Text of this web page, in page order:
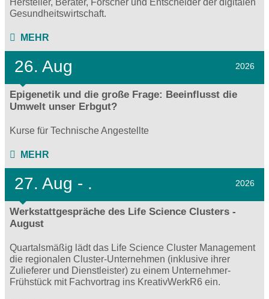
Gesundheitswirtschaft.
MEHR
26. Aug 2026
Epigenetik und die große Frage: Beeinflusst die
Umwelt unser Erbgut?
Kurse für Technische Angestellte
MEHR
27. Aug - . 2026
Werkstattgespräche des Life Science Clusters -
August
Quartalsmäßig lädt das Life Science Cluster Management
die regionalen Cluster-Unternehmen (inklusive ihrer
Zulieferer und Dienstleister) zu einem Unternehmer-
Frühstück mit Fachvortrag ins KreativWerkR6 ein.